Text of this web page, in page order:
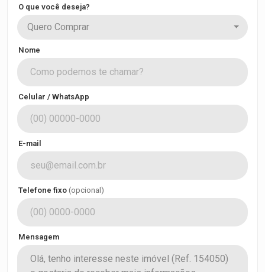
O que você deseja?
Quero Comprar
Nome
Celular / WhatsApp
E-mail
Telefone fixo (opcional)
Mensagem